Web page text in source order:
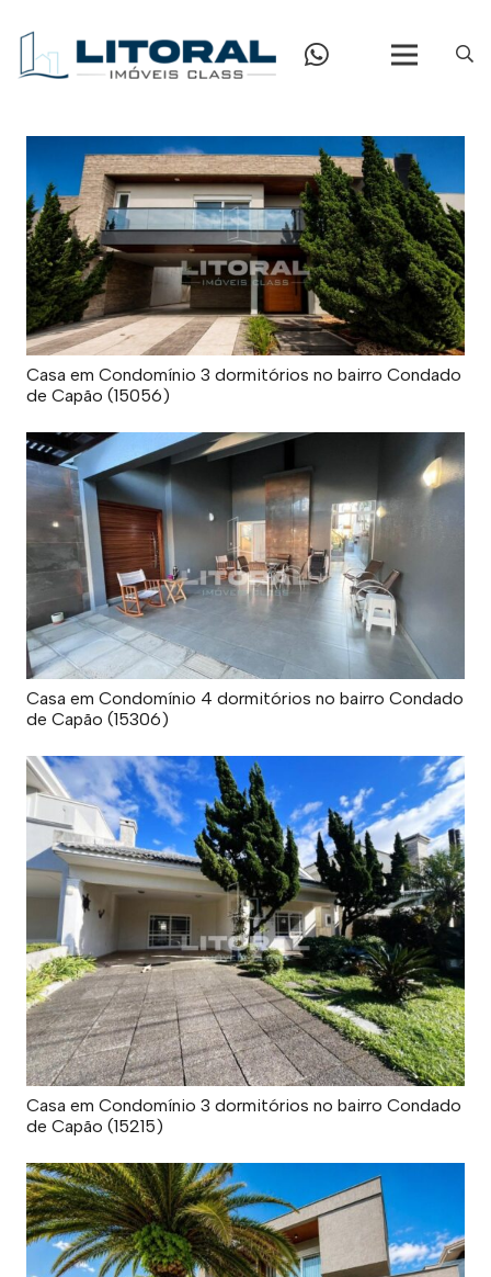
Casa em Condomínio 3 dormitórios no bairro Condado
de Capão (15056)
Casa em Condomínio 4 dormitórios no bairro Condado
de Capão (15306)
Casa em Condomínio 3 dormitórios no bairro Condado
de Capão (15215)